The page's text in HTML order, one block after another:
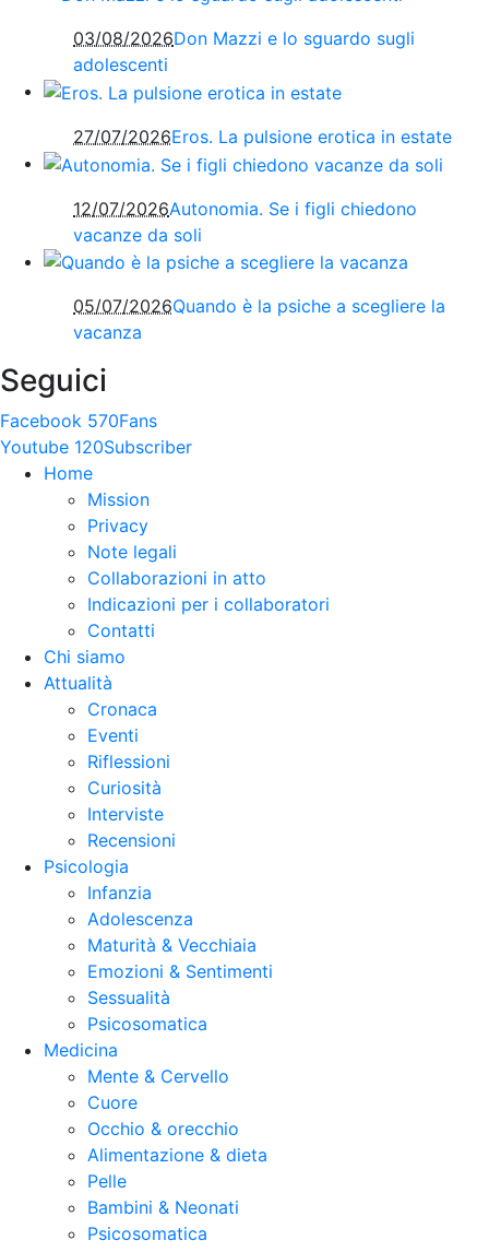
03/08/2026Don Mazzi e lo sguardo sugli
adolescenti
27/07/2026Eros. La pulsione erotica in estate
12/07/2026Autonomia. Se i figli chiedono
vacanze da soli
05/07/2026Quando è la psiche a scegliere la
vacanza
Seguici
Facebook 570Fans
Youtube 120Subscriber
Home
Mission
Privacy
Note legali
Collaborazioni in atto
Indicazioni per i collaboratori
Contatti
Chi siamo
Attualità
Cronaca
Eventi
Riflessioni
Curiosità
Interviste
Recensioni
Psicologia
Infanzia
Adolescenza
Maturità & Vecchiaia
Emozioni & Sentimenti
Sessualità
Psicosomatica
Medicina
Mente & Cervello
Cuore
Occhio & orecchio
Alimentazione & dieta
Pelle
Bambini & Neonati
Psicosomatica